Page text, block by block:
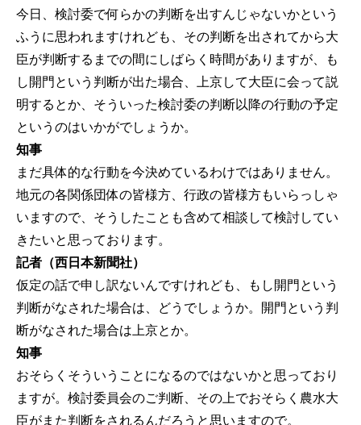
今日、検討委で何らかの判断を出すんじゃないかという
ふうに思われますけれども、その判断を出されてから大
臣が判断するまでの間にしばらく時間がありますが、も
し開門という判断が出た場合、上京して大臣に会って説
明するとか、そういった検討委の判断以降の行動の予定
というのはいかがでしょうか。
知事
まだ具体的な行動を今決めているわけではありません。
地元の各関係団体の皆様方、行政の皆様方もいらっしゃ
いますので、そうしたことも含めて相談して検討してい
きたいと思っております。
記者（西日本新聞社）
仮定の話で申し訳ないんですけれども、もし開門という
判断がなされた場合は、どうでしょうか。開門という判
断がなされた場合は上京とか。
知事
おそらくそういうことになるのではないかと思っており
ますが。検討委員会のご判断、その上でおそらく農水大
臣がまた判断をされるんだろうと思いますので。